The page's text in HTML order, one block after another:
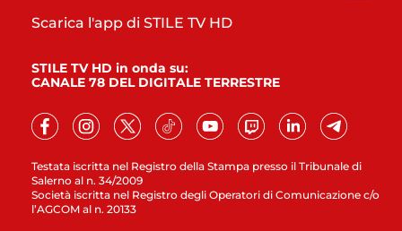
Testata iscritta nel Registro della Stampa presso il Tribunale di
Salerno al n. 34/2009
Società iscritta nel Registro degli Operatori di Comunicazione c/o
l’AGCOM al n. 20133
Scarica l'app di STILE TV HD
STILE TV HD in onda su:
CANALE 78 DEL DIGITALE TERRESTRE